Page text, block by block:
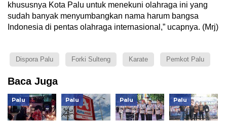
khususnya Kota Palu untuk menekuni olahraga ini yang
sudah banyak menyumbangkan nama harum bangsa
Indonesia di pentas olahraga internasional,” ucapnya. (Mrj)
Dispora Palu Forki Sulteng Karate Pemkot Palu
Baca Juga
Palu Palu Palu Palu